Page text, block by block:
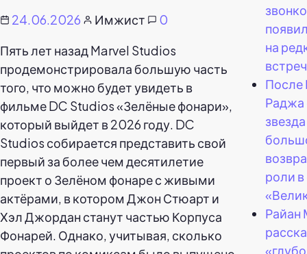
24.06.2026 Имжист
0
Пять лет назад Marvel Studios
продемонстрировала большую часть
того, что можно будет увидеть в
фильме DC Studios «Зелёные фонари»,
который выйдет в 2026 году. DC
Studios собирается представить свой
первый за более чем десятилетие
проект о Зелёном фонаре с живыми
актёрами, в котором Джон Стюарт и
Хэл Джордан станут частью Корпуса
Фонарей. Однако, учитывая, сколько
на
После
Раджа
роли
Райан